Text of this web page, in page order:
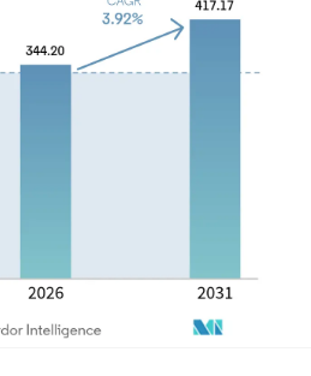
Imagen © Mordor Intelligence. El